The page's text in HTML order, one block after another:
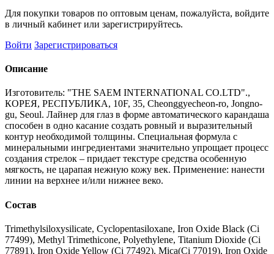
Для покупки товаров по оптовым ценам, пожалуйста, войдите
в личный кабинет или зарегистрируйтесь.
Войти Зарегистрироваться
Описание
Изготовитель: "THE SAEM INTERNATIONAL CO.LTD".,
КОРЕЯ, РЕСПУБЛИКА, 10F, 35, Cheonggyecheon-ro, Jongno-
gu, Seoul. Лайнер для глаз в форме автоматического карандаша
способен в одно касание создать ровный и выразительный
контур необходимой толщины. Специальная формула с
минеральными ингредиентами значительно упрощает процесс
создания стрелок – придает текстуре средства особенную
мягкость, не царапая нежную кожу век. Применение: нанести
линии на верхнее и/или нижнее веко.
Состав
Trimethylsiloxysilicate, Cyclopentasiloxane, Iron Oxide Black (Ci
77499), Methyl Trimethicone, Polyethylene, Titanium Dioxide (Ci
77891), Iron Oxide Yellow (Ci 77492), Mica(Ci 77019), Iron Oxide